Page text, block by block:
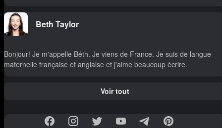
Beth Taylor
Bonjour! Je m'appelle Béth. Je viens de France. Je suis de langue
maternelle française et anglaise et j'aime beaucoup écrire.
Voir tout